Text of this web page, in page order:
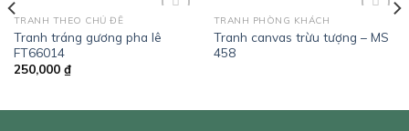
wishlist
TRANH THEO CHỦ ĐỀ
Tranh tráng gương pha lê
FT66014
250,000 ₫
wishlist
TRANH PHÒNG KHÁCH
Tranh canvas trừu tượng – MS
458